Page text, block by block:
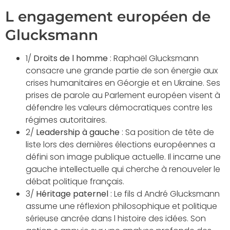
L engagement européen de
Glucksmann
1/ Droits de l homme : Raphaël Glucksmann
consacre une grande partie de son énergie aux
crises humanitaires en Géorgie et en Ukraine. Ses
prises de parole au Parlement européen visent à
défendre les valeurs démocratiques contre les
régimes autoritaires.
2/ Leadership à gauche : Sa position de tête de
liste lors des dernières élections européennes a
défini son image publique actuelle. Il incarne une
gauche intellectuelle qui cherche à renouveler le
débat politique français.
3/ Héritage paternel : Le fils d André Glucksmann
assume une réflexion philosophique et politique
sérieuse ancrée dans l histoire des idées. Son